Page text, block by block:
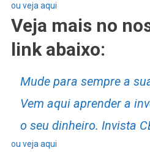
ou veja aqui
Veja mais no
link abaixo:
Mude para sempre a
Vem aqui aprender a
o seu dinheiro. Invista
ou veja aqui